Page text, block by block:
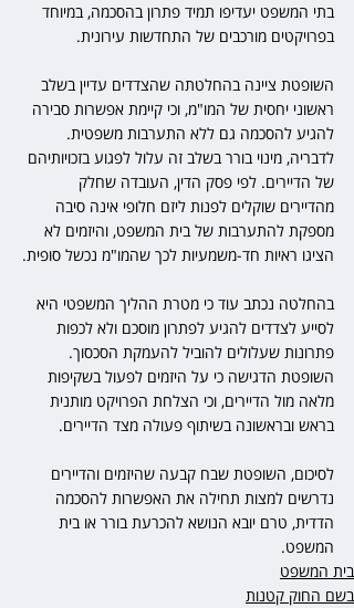
בתי המשפט יעדיפו תמיד פתרון בהסכמה, במיוחד
בפרויקטים מורכבים של התחדשות עירונית.
השופטת ציינה בהחלטתה שהצדדים עדיין בשלב
ראשוני יחסית של המו"מ, וכי קיימת אפשרות סבירה
להגיע להסכמה גם ללא התערבות משפטית.
לדבריה, מינוי בורר בשלב זה עלול לפגוע בזכויותיהם
של הדיירים. לפי פסק הדין, העובדה שחלק
מהדיירים שוקלים לפנות ליזם חלופי אינה סיבה
מספקת להתערבות של בית המשפט, והיזמים לא
הציגו ראיות חד-משמעיות לכך שהמו"מ נכשל סופית.
בהחלטה נכתב עוד כי מטרת ההליך המשפטי היא
לסייע לצדדים להגיע לפתרון מוסכם ולא לכפות
פתרונות שעלולים להוביל להעמקת הסכסוך.
השופטת הדגישה כי על היזמים לפעול בשקיפות
מלאה מול הדיירים, וכי הצלחת הפרויקט מותנית
בראש ובראשונה בשיתוף פעולה מצד הדיירים.
לסיכום, השופטת שבח קבעה שהיזמים והדיירים
נדרשים למצות תחילה את האפשרות להסכמה
הדדית, טרם יובא הנושא להכרעת בורר או בית
המשפט.
בית המשפט
בשם החוק קטנות